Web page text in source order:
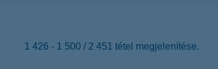
1 426 - 1 500 / 2 451 tétel megjelenítése.